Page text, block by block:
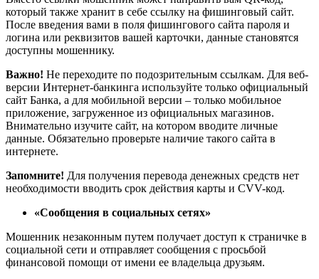
который также хранит в себе ссылку на фишинговый сайт.
После введения вами в поля фишингового сайта пароля и
логина или реквизитов вашей карточки, данные становятся
доступны мошеннику.
Важно! Не переходите по подозрительным ссылкам. Для веб-
версии Интернет-банкинга используйте только официальный
сайт Банка, а для мобильной версии – только мобильное
приложение, загруженное из официальных магазинов.
Внимательно изучите сайт, на котором вводите личные
данные. Обязательно проверьте наличие такого сайта в
интернете.
Запомните! Для получения перевода денежных средств нет
необходимости вводить срок действия карты и CVV-код.
«Сообщения в социальных сетях»
Мошенник незаконным путем получает доступ к страничке в
социальной сети и отправляет сообщения с просьбой
финансовой помощи от имени ее владельца друзьям.